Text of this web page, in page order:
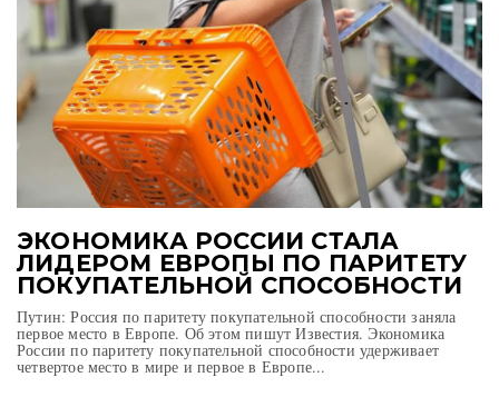
ЭКОНОМИКА РОССИИ СТАЛА
ЛИДЕРОМ ЕВРОПЫ ПО ПАРИТЕТУ
ПОКУПАТЕЛЬНОЙ СПОСОБНОСТИ
Путин: Россия по паритету покупательной способности заняла
первое место в Европе. Об этом пишут Известия. Экономика
России по паритету покупательной способности удерживает
четвертое место в мире и первое в Европе...